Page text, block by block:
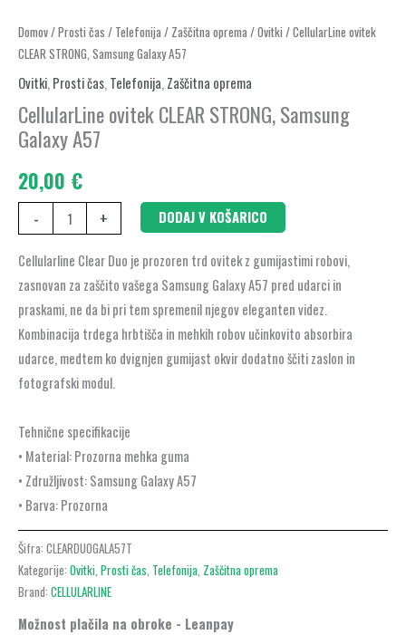
Domov/Prosti čas / Telefonija/ Zaščitna oprema/Ovitki / CellularLine ovitek
CLEAR STRONG, Samsung Galaxy A57
Ovitki, Prosti čas, Telefonija, Zaščitna oprema
CellularLine ovitek CLEAR STRONG, Samsung
Galaxy A57
20,00 €
-
CellularLine
ovitek
CLEAR
STRONG,
Samsung
A57
količina
+ DODAJ V KOŠARICO
Cellularline Clear Duo je prozoren trd ovitek z gumijastimi robovi,
zasnovan za zaščito vašega Samsung Galaxy A57 pred udarci in
praskami, ne da bi pri tem spremenil njegov eleganten videz.
Kombinacija trdega hrbtišča in mehkih robov učinkovito absorbira
udarce, medtem ko dvignjen gumijast okvir dodatno ščiti zaslon in
fotografski modul.
Tehnične specifikacije
• Material: Prozorna mehka guma
• Združljivost: Samsung Galaxy A57
• Barva: Prozorna
Šifra: CLEARDUOGALA57T
Kategorije: Ovitki Prosti čas Telefonija Zaščitna oprema
Brand: CELLULARLINE
Možnost plačila na obroke - Leanpay